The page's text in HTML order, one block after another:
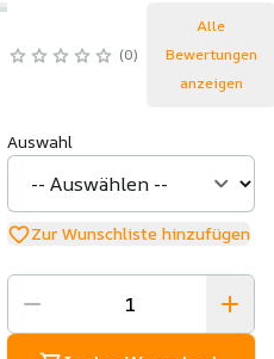
0
Alle
Bewertungen
anzeigen
Auswahl
Zur Wunschliste hinzufügen